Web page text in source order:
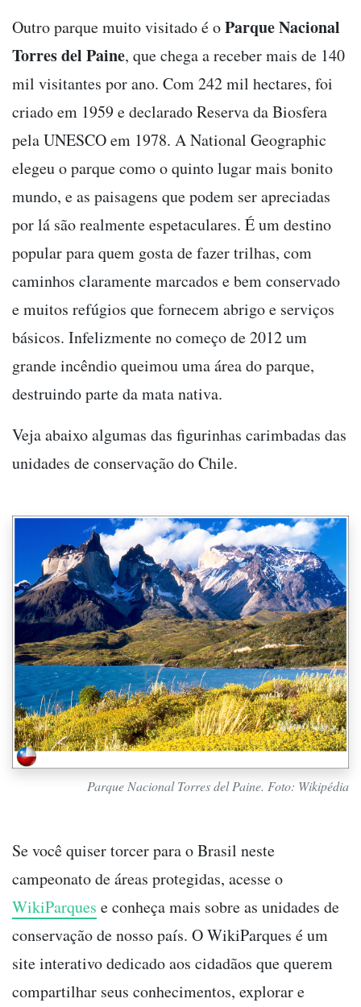
Outro parque muito visitado é oParque Nacional
Torres del Paine, que chega a receber mais de 140
mil visitantes por ano. Com 242 mil hectares, foi
criado em 1959 e declarado Reserva da Biosfera
pela UNESCO em 1978. A National Geographic
elegeu o parque como o quinto lugar mais bonito
mundo, e as paisagens que podem ser apreciadas
por lá são realmente espetaculares. É um destino
popular para quem gosta de fazer trilhas, com
caminhos claramente marcados e bem conservado
e muitos refúgios que fornecem abrigo e serviços
básicos. Infelizmente no começo de 2012 um
grande incêndio queimou uma área do parque,
destruindo parte da mata nativa.
Veja abaixo algumas das figurinhas carimbadas das
unidades de conservação do Chile.
Parque Nacional Torres del Paine. Foto: Wikipédia
Se você quiser torcer para o Brasil neste
campeonato de áreas protegidas, acesse o
WikiParques e conheça mais sobre as unidades de
conservação de nosso país. O WikiParques é um
site interativo dedicado aos cidadãos que querem
compartilhar seus conhecimentos, explorar e